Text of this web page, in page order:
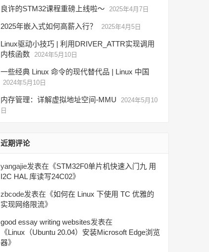
良许的STM32课程重磅上线啦～ 2025年4月7日
2025年嵌入式如何高薪入行？ 2025年4月5日
Linux驱动小技巧 | 利用DRIVER_ATTR实现调用
内核函数 2024年5月10日
一些经典 Linux 命令的现代替代品 | Linux 中国
2024年5月10日
内存管理：详解虚拟地址空间-MMU
2024年5月10
日
近期评论
yangajie发表在《STM32F0单片机快速入门九 用
I2C HAL 库读写24C02》
zbcode发表在《如何在 Linux 下使用 TC 优雅的
实现网络限流》
good essay writing websites发表在
《Linux（Ubuntu 20.04）安装Microsoft Edge浏览
器》